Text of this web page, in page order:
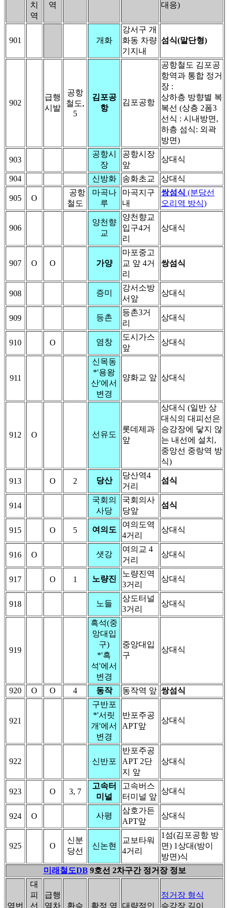
치
역
역
대응)
901 개화
강서구 개
화동 차량
기지내
섬식(말단형)
902
급행
시발
공항
철도,
5
김포공
항
김포공항
공항철도 김포공
항역과 통합 정거
장 :
상하층 방향별 복
복선 (상층 2폼3
선식 : 시내방면,
하층 섬식: 외곽
방면)
903
공항시
장
공항시장
앞
상대식
904 신방화 송화초교 상대식
905 O
공항
철도
마곡나
루
마곡지구
내
쌍섬식 (분당선
오리역 방식)
906
양천향
교
양천향교
입구4거
리
상대식
907 O O 가양
마포중고
교 앞 4거
리
쌍섬식
908 증미
강서소방
서앞
상대식
909 등촌
등촌3거
리
상대식
910 O 염창
도시가스
앞
상대식
911
신목동
*'용왕
산'에서
변경
양화교 앞 상대식
912 O 선유도
롯데제과
앞
상대식 (일반 상
대식의 대피선은
승강장에 닿지 않
는 내선에 설치,
중앙선 중랑역 방
식)
913 O 2 당산
당산역4
거리
섬식
914
국회의
사당
국회의사
당앞
섬식
915 O 5 여의도
여의도역
4거리
상대식
916 O 샛강
여의교 4
거리
상대식
917 O 1 노량진
노량진역
3거리
상대식
918 노들
상도터널
3거리
상대식
919
흑석(중
앙대입
구)
*'흑
석'에서
변경
중앙대입
구
상대식
920 O O 4 동작 동작역 앞 쌍섬식
921
구반포
*'서릿
개'에서
변경
반포주공
APT앞
상대식
922 신반포
반포주공
APT 2단
지 앞
상대식
923 O 3, 7
고속터
미널
고속버스
터미널 앞
상대식
924 O 사평
삼호가든
APT앞
상대식
925 O
신분
당선
신논현
교보타워
4거리
1섬(김포공항 방
면) 1상대(방이
방면)식
미래철도DB9호선 2차구간 정거장 정보
역번
대
피
선
급행
열차
환승 확정 역 대략적인
정거장 형식
승강장 길이